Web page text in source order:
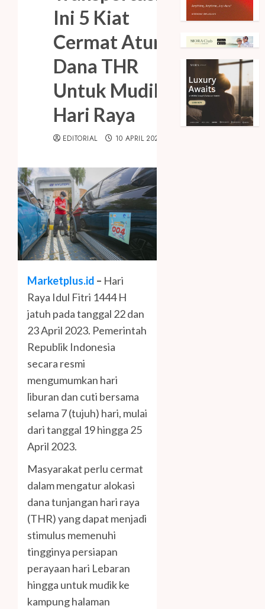
Ini 5 Kiat
Cermat Atur
Dana THR
Untuk Mudik
Hari Raya
EDITORIAL 10 APRIL 2023
Marketplus.id – Hari
Raya Idul Fitri 1444 H
jatuh pada tanggal 22 dan
23 April 2023. Pemerintah
Republik Indonesia
secara resmi
mengumumkan hari
liburan dan cuti bersama
selama 7 (tujuh) hari, mulai
dari tanggal 19 hingga 25
April 2023.
Masyarakat perlu cermat
dalam mengatur alokasi
dana tunjangan hari raya
(THR) yang dapat menjadi
stimulus memenuhi
tingginya persiapan
perayaan hari Lebaran
hingga untuk mudik ke
kampung halaman